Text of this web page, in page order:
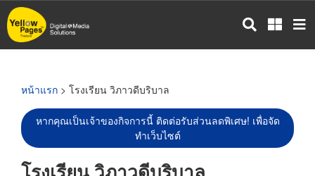
ข้าม
ไป
หน้าแรก > โรงเรียน วิภาวดีบริบาล
หากคุณเป็นเจ้าของกิจการนี้ ติดต่อรับส่วนลดพิเศษ! เพื่อจัด
ทำเว็บไซต์